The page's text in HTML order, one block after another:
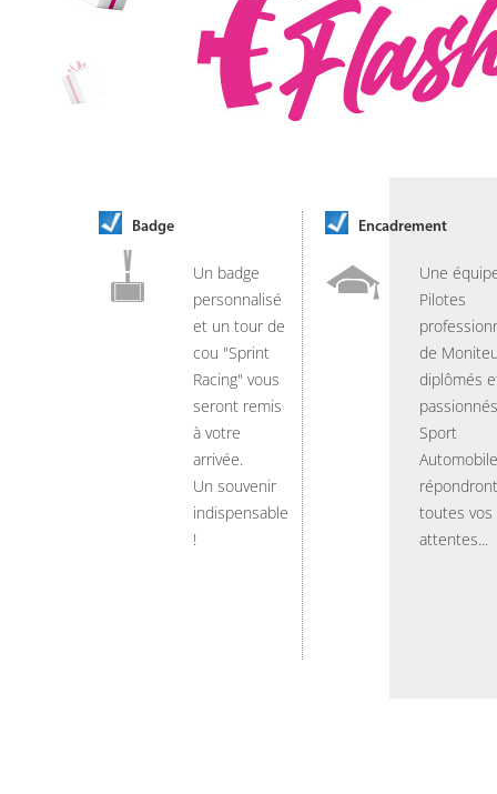
Badge
Un badge
personnalisé
et un tour de
cou "Sprint
Racing" vous
seront remis
à votre
arrivée.
Un souvenir
indispensable
!
Encadrement
Une
Pilotes
de
diplômés
Sport
Automobile
toutes vos
attentes...